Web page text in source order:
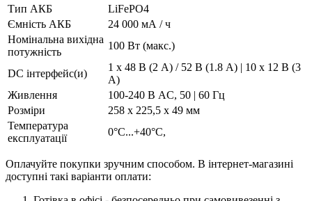
Тип АКБ
LiFePO4
Ємність АКБ
24 000 мА / ч
Номінальна вихідна
потужність
100 Вт (макс.)
DC інтерфейс(и)
1 x 48 В (2 A) / 52 В (1.8 A) | 10 x 12 В (3
А)
Живлення
100-240 В AC, 50 | 60 Гц
Розміри
258 х 225,5 х 49 мм
Температура
експлуатації
0°C...+40°C,
Оплачуйте покупки зручним способом. В інтернет-магазині
доступні такі варіанти оплати: